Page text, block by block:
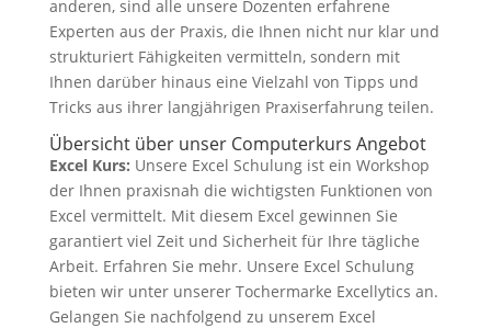
anderen, sind alle unsere Dozenten erfahrene
Experten aus der Praxis, die Ihnen nicht nur klar und
strukturiert Fähigkeiten vermitteln, sondern mit
Ihnen darüber hinaus eine Vielzahl von Tipps und
Tricks aus ihrer langjährigen Praxiserfahrung teilen.
Übersicht über unser Computerkurs Angebot
Excel Kurs: Unsere Excel Schulung ist ein Workshop
der Ihnen praxisnah die wichtigsten Funktionen von
Excel vermittelt. Mit diesem Excel gewinnen Sie
garantiert viel Zeit und Sicherheit für Ihre tägliche
Arbeit. Erfahren Sie mehr. Unsere Excel Schulung
bieten wir unter unserer Tochermarke Excellytics an.
Gelangen Sie nachfolgend zu unserem Excel